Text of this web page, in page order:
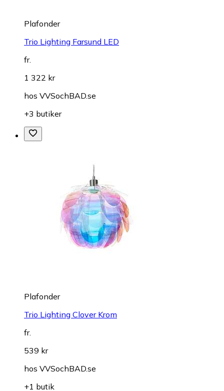
Plafonder
Trio Lighting Farsund LED
fr.
1 322 kr
hos VVSochBAD.se
+3 butiker
Plafonder
Trio Lighting Clover Krom
fr.
539 kr
hos VVSochBAD.se
+1 butik